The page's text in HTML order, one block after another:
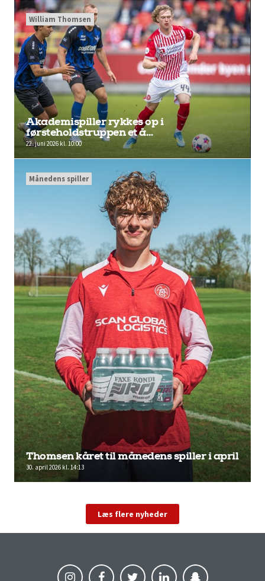
Akademispiller rykkes op i
førsteholdstruppen et å…
22. juni 2026 kl. 10:00
William Thomsen
Thomsen kåret til månedens spiller i april
30. april 2026 kl. 14:13
Månedens spiller
Læs flere nyheder